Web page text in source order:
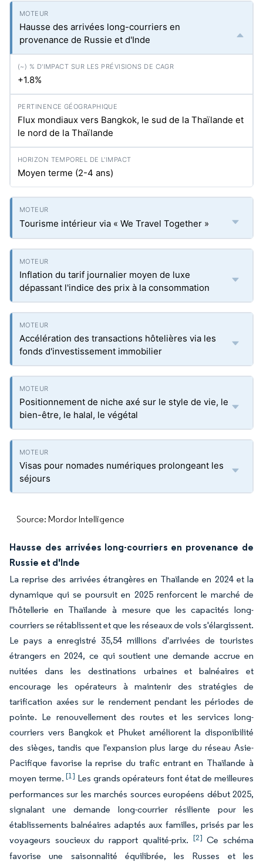
Hausse des arrivées long-courriers en
provenance de Russie et d'Inde
+1.8%
Flux mondiaux vers Bangkok, le sud de la Thaïlande et
le nord de la Thaïlande
Moyen terme (2-4 ans)
Tourisme intérieur via « We Travel Together »
Inflation du tarif journalier moyen de luxe
dépassant l'indice des prix à la consommation
Accélération des transactions hôtelières via les
fonds d'investissement immobilier
Positionnement de niche axé sur le style de vie, le
bien-être, le halal, le végétal
Visas pour nomades numériques prolongeant les
séjours
Source: Mordor Intelligence
Hausse des arrivées long-courriers en provenance de
Russie et d'Inde
La reprise des arrivées étrangères en Thaïlande en 2024 et la
dynamique qui se poursuit en 2025 renforcent le marché de
l'hôtellerie en Thaïlande à mesure que les capacités long-
courriers se rétablissent et que les réseaux de vols s'élargissent.
Le pays a enregistré 35,54 millions d'arrivées de touristes
étrangers en 2024, ce qui soutient une demande accrue en
nuitées dans les destinations urbaines et balnéaires et
encourage les opérateurs à maintenir des stratégies de
tarification axées sur le rendement pendant les périodes de
pointe. Le renouvellement des routes et les services long-
courriers vers Bangkok et Phuket améliorent la disponibilité
des sièges, tandis que l'expansion plus large du réseau Asie-
Pacifique favorise la reprise du trafic entrant en Thaïlande à
moyen terme.[1] Les grands opérateurs font état de meilleures
performances sur les marchés sources européens début 2025,
signalant une demande long-courrier résiliente pour les
établissements balnéaires adaptés aux familles, prisés par les
voyageurs soucieux du rapport qualité-prix. [2] Ce schéma
favorise une saisonnalité équilibrée, les Russes et les